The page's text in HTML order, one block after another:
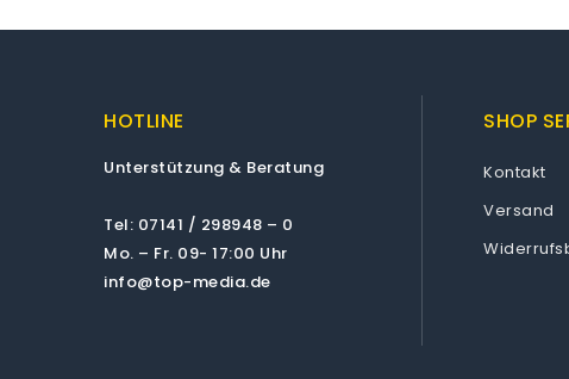
HOTLINE
Unterstützung & Beratung
Tel: 07141 / 298948 – 0
Mo. – Fr. 09- 17:00 Uhr
info@top-media.de
SHOP
Kontakt
Versand